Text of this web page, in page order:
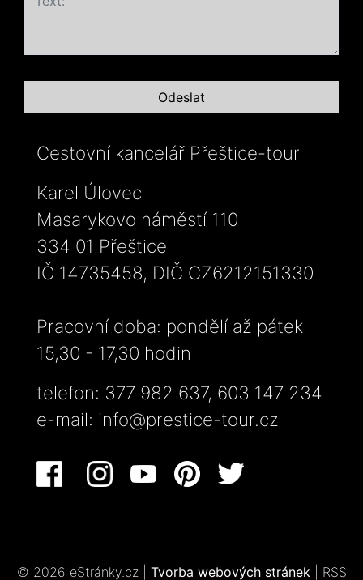
Cestovní kancelář Přeštice-tour
Karel Úlovec
Masarykovo náměstí 110
334 01 Přeštice
IČ 14735458, DIČ CZ6212151330
Pracovní doba: pondělí až pátek
15,30 - 17,30 hodin
telefon: 377 982 637, 603 147 234
e-mail: info@prestice-tour.cz
© 2026 eStránky.cz Tvorba webových stránek RSS